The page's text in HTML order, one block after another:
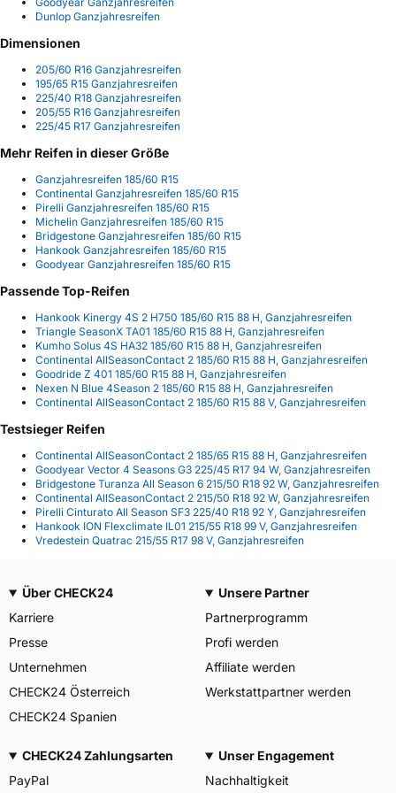
Dunlop Ganzjahresreifen
Dimensionen
205/60 R16 Ganzjahresreifen
195/65 R15 Ganzjahresreifen
225/40 R18 Ganzjahresreifen
205/55 R16 Ganzjahresreifen
225/45 R17 Ganzjahresreifen
Mehr Reifen in dieser Größe
Ganzjahresreifen 185/60 R15
Continental Ganzjahresreifen 185/60 R15
Pirelli Ganzjahresreifen 185/60 R15
Michelin Ganzjahresreifen 185/60 R15
Bridgestone Ganzjahresreifen 185/60 R15
Hankook Ganzjahresreifen 185/60 R15
Goodyear Ganzjahresreifen 185/60 R15
Passende Top-Reifen
Hankook Kinergy 4S 2 H750 185/60 R15 88 H, Ganzjahresreifen
Triangle SeasonX TA01 185/60 R15 88 H, Ganzjahresreifen
Kumho Solus 4S HA32 185/60 R15 88 H, Ganzjahresreifen
Continental AllSeasonContact 2 185/60 R15 88 H, Ganzjahresreifen
Goodride Z 401 185/60 R15 88 H, Ganzjahresreifen
Nexen N Blue 4Season 2 185/60 R15 88 H, Ganzjahresreifen
Continental AllSeasonContact 2 185/60 R15 88 V, Ganzjahresreifen
Testsieger Reifen
Continental AllSeasonContact 2 185/65 R15 88 H, Ganzjahresreifen
Goodyear Vector 4 Seasons G3 225/45 R17 94 W, Ganzjahresreifen
Bridgestone Turanza All Season 6 215/50 R18 92 W, Ganzjahresreifen
Continental AllSeasonContact 2 215/50 R18 92 W, Ganzjahresreifen
Pirelli Cinturato All Season SF3 225/40 R18 92 Y, Ganzjahresreifen
Hankook ION Flexclimate IL01 215/55 R18 99 V, Ganzjahresreifen
Vredestein Quatrac 215/55 R17 98 V, Ganzjahresreifen
Über CHECK24
Karriere
Presse
Unternehmen
CHECK24 Österreich
CHECK24 Spanien
Unsere Partner
Partnerprogramm
Profi werden
Affiliate werden
Werkstattpartner werden
CHECK24 Zahlungsarten
PayPal
Unser Engagement
Nachhaltigkeit